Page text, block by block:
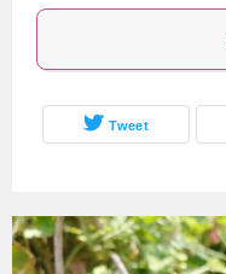
Tweet